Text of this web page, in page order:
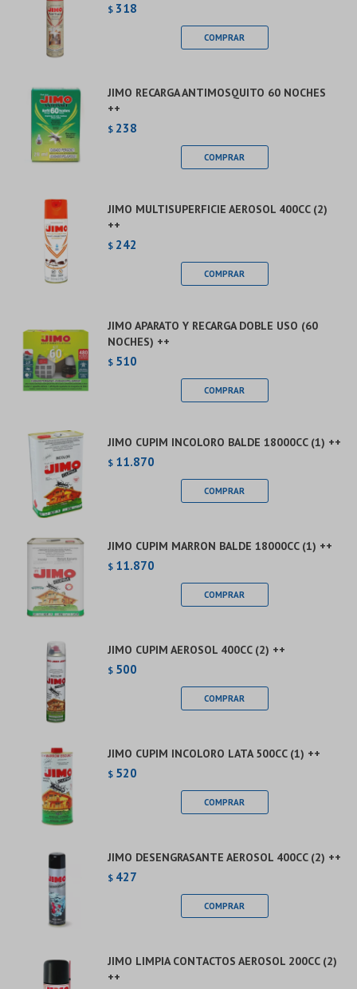
$ 318
JIMO RECARGA ANTIMOSQUITO 60 NOCHES
++
$ 238
JIMO MULTISUPERFICIE AEROSOL 400CC (2)
++
$ 242
JIMO APARATO Y RECARGA DOBLE USO (60
NOCHES) ++
$ 510
JIMO CUPIM INCOLORO BALDE 18000CC (1) ++
$ 11.870
JIMO CUPIM MARRON BALDE 18000CC (1) ++
$ 11.870
JIMO CUPIM AEROSOL 400CC (2) ++
$ 500
JIMO CUPIM INCOLORO LATA 500CC (1) ++
$ 520
JIMO DESENGRASANTE AEROSOL 400CC (2) ++
$ 427
JIMO LIMPIA CONTACTOS AEROSOL 200CC (2)
++